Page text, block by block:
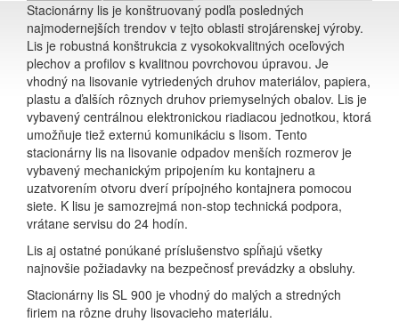
Stacionárny lis je konštruovaný podľa posledných
najmodernejších trendov v tejto oblasti strojárenskej výroby.
Lis je robustná konštrukcia z vysokokvalitných oceľových
plechov a profilov s kvalitnou povrchovou úpravou. Je
vhodný na lisovanie vytriedených druhov materiálov, papiera,
plastu a ďalších rôznych druhov priemyselných obalov. Lis je
vybavený centrálnou elektronickou riadiacou jednotkou, ktorá
umožňuje tiež externú komunikáciu s lisom. Tento
stacionárny lis na lisovanie odpadov menších rozmerov je
vybavený mechanickým pripojením ku kontajneru a
uzatvorením otvoru dverí prípojného kontajnera pomocou
siete. K lisu je samozrejmá non-stop technická podpora,
vrátane servisu do 24 hodín.
Lis aj ostatné ponúkané príslušenstvo spĺňajú všetky
najnovšie požiadavky na bezpečnosť prevádzky a obsluhy.
Stacionárny lis SL 900 je vhodný do malých a stredných
firiem na rôzne druhy lisovacieho materiálu.